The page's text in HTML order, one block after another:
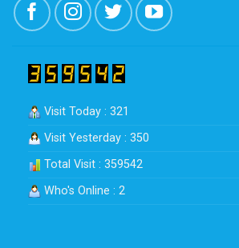
Visit Today : 321
Visit Yesterday : 350
Total Visit : 359542
Who's Online : 2